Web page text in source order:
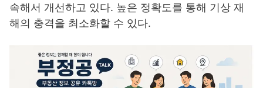
속해서 개선하고 있다. 높은 정확도를 통해 기상 재
해의 충격을 최소화할 수 있다.